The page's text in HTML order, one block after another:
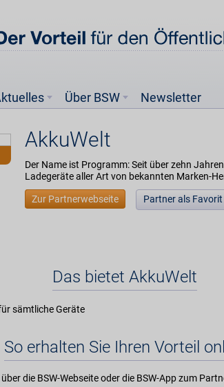
Über BSW Newsletter
AkkuWelt
Der Name ist Programm: Seit über zehn
Ladegeräte aller Art von bekannten Marken-
Zur Partnerwebseite Partner als
Das bietet AkkuWelt
sämtliche Geräte
So erhalten Sie Ihren Vorteil
die BSW-Webseite oder die BSW-App zum